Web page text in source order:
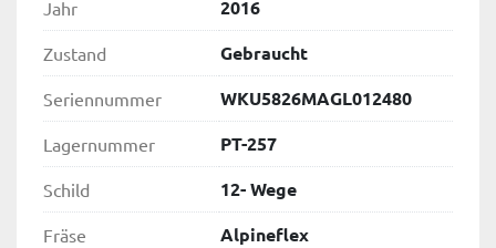
Jahr 2016
Zustand Gebraucht
Seriennummer WKU5826MAGL012480
Lagernummer PT-257
Schild 12- Wege
Fräse Alpineflex